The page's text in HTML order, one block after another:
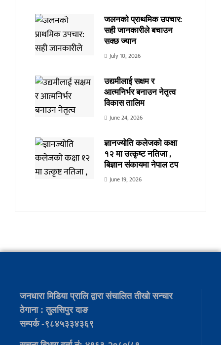
जलनको प्राथमिक उपचार:
सही जानकारीले बचाउन
सक्छ ज्यान
July 10, 2026
उद्यमीलाई सक्षम र
आत्मनिर्भर बनाउन नेतृत्व
विकास तालिम
June 24, 2026
ज्ञानज्योति कलेजको कक्षा
१२ मा उत्कृष्ट नतिजा ,
बिज्ञान संकायमा नेपाल टप
June 19, 2026
जनधारा मिडिया प्रालि द्वारा संचालित तीखो सन्चार
ठेगाना : तुलसिपुर दाङ
सम्पर्क -९८४५३३४३६९